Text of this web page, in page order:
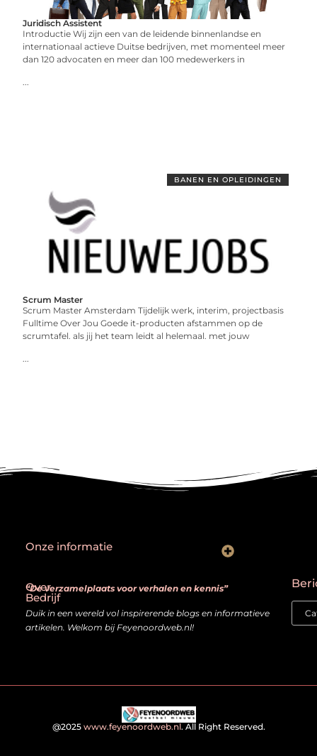
Juridisch Assistent
Introductie Wij zijn een van de leidende binnenlandse en
internationaal actieve Duitse bedrijven, met momenteel meer
dan 120 advocaten en meer dan 100 medewerkers in
...
BANEN EN OPLEIDINGEN
Scrum Master
Scrum Master Amsterdam Tijdelijk werk, interim, projectbasis
Fulltime Over Jou Goede it-producten afstammen op de
scrumtafel. als jij het team leidt al helemaal. met jouw
...
Over
Bedrijf
“De verzamelplaats voor verhalen en kennis”
Duik in een wereld vol inspirerende blogs en informatieve
artikelen. Welkom bij Feyenoordweb.nl!
Onze informatie
@2025 www.feyenoordweb.nl. All Right Reserved.